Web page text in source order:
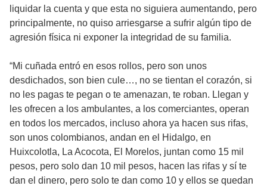
liquidar la cuenta y que esta no siguiera aumentando, pero
principalmente, no quiso arriesgarse a sufrir algún tipo de
agresión física ni exponer la integridad de su familia.
“Mi cuñada entró en esos rollos, pero son unos
desdichados, son bien cule…, no se tientan el corazón, si
no les pagas te pegan o te amenazan, te roban. Llegan y
les ofrecen a los ambulantes, a los comerciantes, operan
en todos los mercados, incluso ahora ya hacen sus rifas,
son unos colombianos, andan en el Hidalgo, en
Huixcolotla, La Acocota, El Morelos, juntan como 15 mil
pesos, pero solo dan 10 mil pesos, hacen las rifas y sí te
dan el dinero, pero solo te dan como 10 y ellos se quedan